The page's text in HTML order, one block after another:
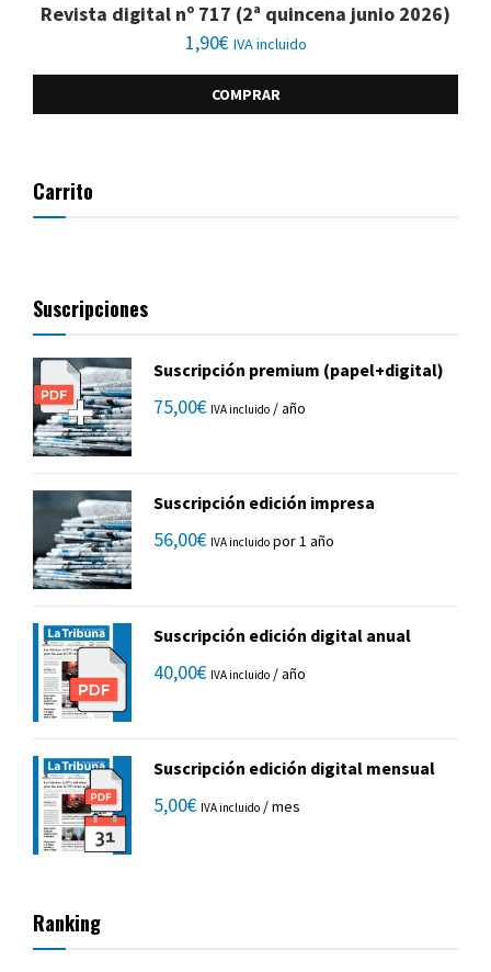
Revista digital nº 717 (2ª quincena junio 2026)
1,90€ IVA incluido
COMPRAR
Carrito
Suscripciones
Suscripción premium (papel+digital)
75,00€ IVA incluido / año
Suscripción edición impresa
56,00€ IVA incluido por 1 año
Suscripción edición digital anual
40,00€ IVA incluido / año
Suscripción edición digital mensual
5,00€ IVA incluido / mes
Ranking